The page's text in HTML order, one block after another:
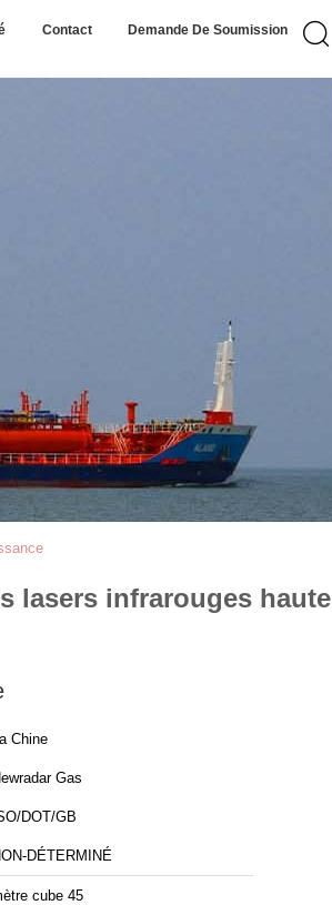
Contact Demande De Soumission
lasers infrarouges haute
Chine
Gas
DOT/GB
DÉTERMINÉ
cube 45